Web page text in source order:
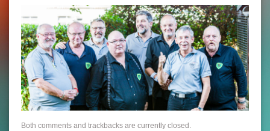
Both comments and trackbacks are currently closed.